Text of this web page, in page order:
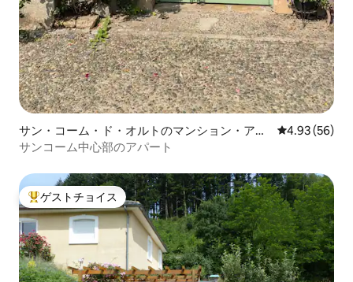
サン・コーム・ド・オルトのマンション・アパ
ート
レビュー56
4.93 (56)
サンコーム中心部のアパート
大好評のゲストチョイスです。
ゲストチョイス